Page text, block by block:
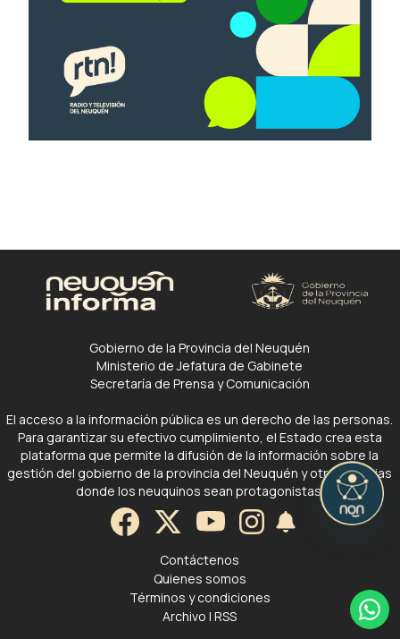
Gobierno de la Provincia del Neuquén
Ministerio de Jefatura de Gabinete
Secretaría de Prensa y Comunicación
El acceso a la información pública es un derecho de las personas.
Para garantizar su efectivo cumplimiento, el Estado crea esta
plataforma que permite la difusión de la información sobre la
gestión del gobierno de la provincia del Neuquén y otras noticias
donde los neuquinos sean protagonistas.
Contáctenos
Quienes somos
Términos y condiciones
Archivo |RSS